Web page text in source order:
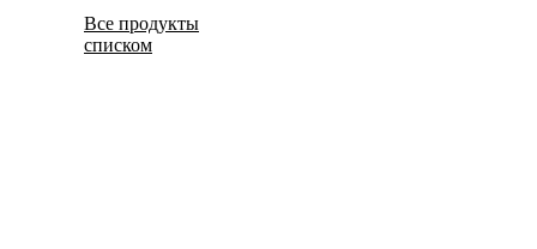
Все продукты
списком